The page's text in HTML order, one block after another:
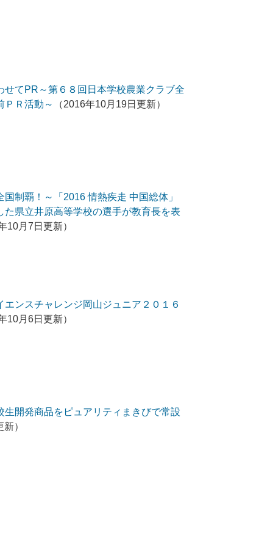
せてPR～第６８回日本学校農業クラブ全
ＰＲ活動～
（2016年10月19日更新）
制覇！～「2016 情熱疾走 中国総体」
た県立井原高等学校の選手が教育長を表
10月7日更新）
ンスチャレンジ岡山ジュニア２０１６
10月6日更新）
生開発商品をピュアリティまきびで常設
）